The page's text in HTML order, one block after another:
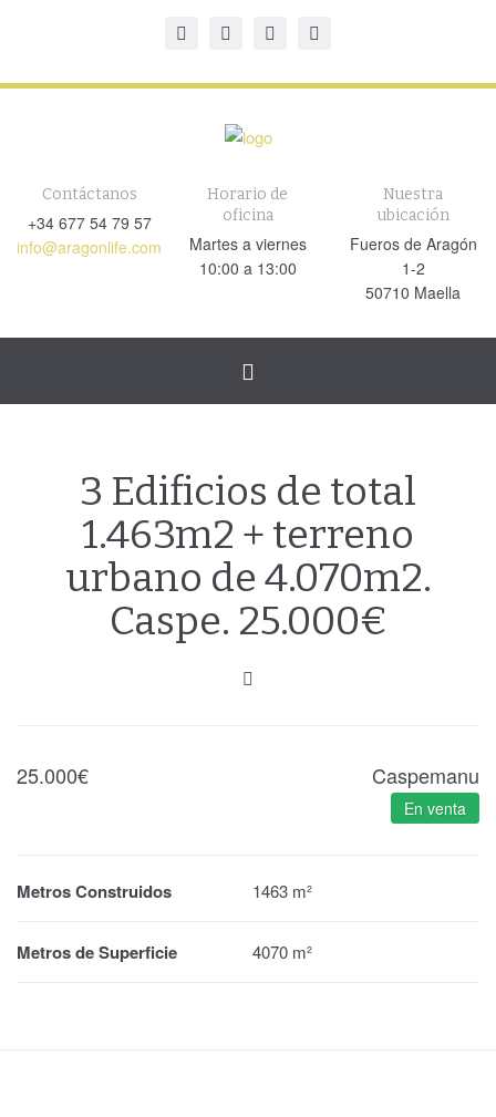
Contáctanos
+34 677 54 79 57
info@aragonlife.com
Horario de
oficina
Martes a viernes
10:00 a 13:00
Nuestra
ubicación
Fueros de Aragón
1-2
50710 Maella
Cambiar
3 Edificios de total
1.463m2 + terreno
urbano de 4.070m2.
Caspe. 25.000€
25.000€ Caspemanu
En venta
Metros Construidos 1463 m²
Metros de Superficie 4070 m²